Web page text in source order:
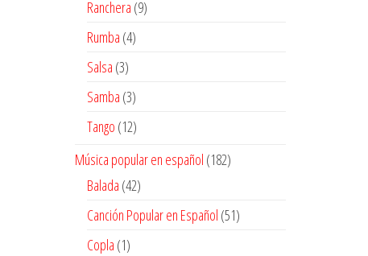
Ranchera 99
Rumba 44
Salsa 33
productos
Samba 33
productos
Tango 1212
Música popular en español 182182
Balada 4242
productos
Canción Popular en Español 5151
Copla 11